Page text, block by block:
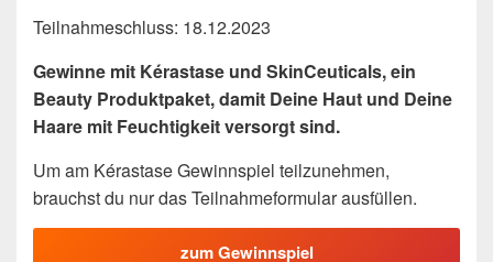
Teilnahmeschluss: 18.12.2023
Gewinne mit Kérastase und SkinCeuticals, ein
Beauty Produktpaket, damit Deine Haut und Deine
Haare mit Feuchtigkeit versorgt sind.
Um am Kérastase Gewinnspiel teilzunehmen,
brauchst du nur das Teilnahmeformular ausfüllen.
zum Gewinnspiel